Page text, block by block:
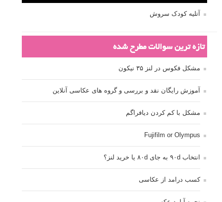
آتلیه کودک سروش
تازه ترین سوالات مطرح شده
مشکل فکوس در لنز ۳۵ نیکون
آموزش رایگان نقد و بررسی و گروه های عکاسی آنلاین
مشکل با کم کردن دیافراگم
Fujifilm or Olympus
انتخاب ۹۰d به جای ۸۰d یا خرید لنز؟
کسب درامد از عکاسی